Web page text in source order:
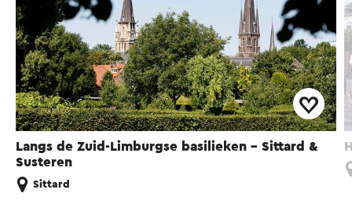
Langs de Zuid-Limburgse basilieken - Sittard &
Susteren
Sittard